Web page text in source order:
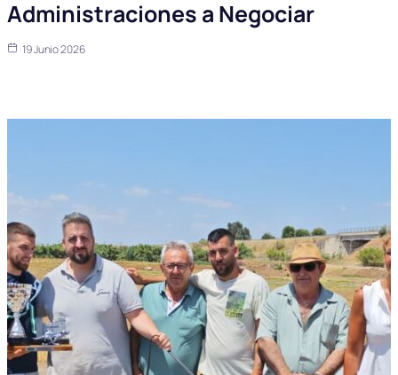
Administraciones a Negociar
19 Junio 2026